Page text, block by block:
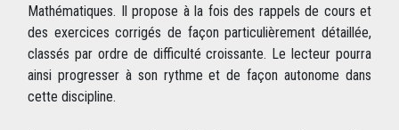
Mathématiques. Il propose à la fois des rappels de cours et
des exercices corrigés de façon particulièrement détaillée,
classés par ordre de difficulté croissante. Le lecteur pourra
ainsi progresser à son rythme et de façon autonome dans
cette discipline.